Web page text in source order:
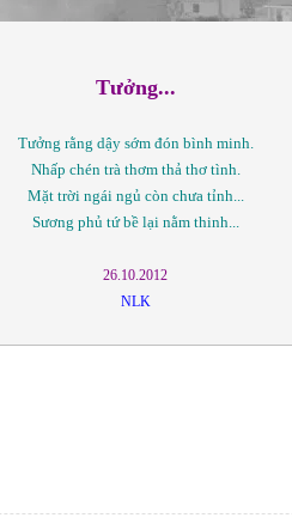
Tưởng...
Tưởng rằng dậy sớm đón bình minh.
Nhấp chén trà thơm thả thơ tình.
Mặt trời ngái ngủ còn chưa tỉnh...
Sương phủ tứ bề lại nằm thinh...
26.10.2012
NLK